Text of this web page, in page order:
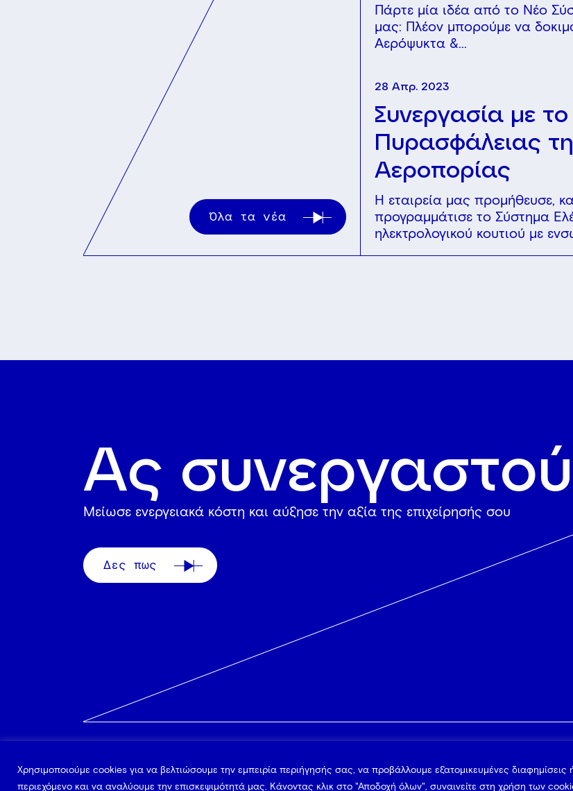
Χρησιμοποιούμε cookies για να βελτιώσουμε την εμπειρία περιήγησής σας, να προβάλλουμε εξατομικευμένες διαφημίσεις
περιεχόμενο και να αναλύουμε την επισκεψιμότητά μας. Κάνοντας κλικ στο "Αποδοχή όλων", συναινείτε στη χρήση των
Όλα τα νέα
Πάρτε μία ιδέα από το Νέο
μας: Πλέον μπορούμε να
Αερόψυκτα &...
28 Απρ. 2023
Συνεργασία με το
Πυρασφάλειας
Αεροπορίας
Η εταιρεία μας προμήθευσε,
προγραμμάτισε το Σύστημα
ηλεκτρολογικού κουτιού με
Ας
Mείωσε ενεργειακά κόστη και αύξησε την αξία της επιχείρησής σου
Δες πως